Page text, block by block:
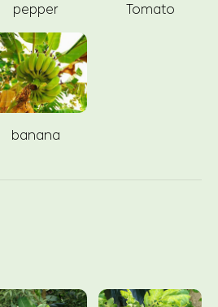
pepper Tomato
banana